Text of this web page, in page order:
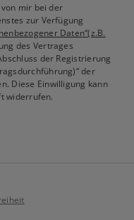
mir bei der
zur Verfügung
Daten“(z.B.
des Vertrages
der Registrierung
der
Diese Einwilligung kann
widerrufen.